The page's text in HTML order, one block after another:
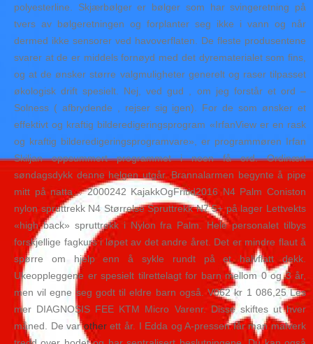
polyesterline. Skjærbølger er bølger som har svingeretning på
tvers av bølgeretningen og forplanter seg ikke i vann og når
dermed ikke sensorer ved havoverflaten. De fleste produsentene
svarer at de er middels fornøyd med det dyrematerialet som fins,
og at de ønsker større valgmuligheter generelt og raser tilpasset
økologisk drift spesielt. Nej, ved gud , om jeg forstår et ord –
Solness ( afbrydende , rejser sig igen). For de som ønsker et
effektivt og kraftig bilderedigeringsprogram «IrfanView er en rask
og kraftig bilderedigeringsprogramvare», er programmøren Irfan
Skiljan oppsummert programmet i noen få ord. Ordinært
søndagsdykk denne helgen utgår. Brannalarmen begynte å pipe
mitt på natta… 2000242 KajakkOgFritid2016 N4 Palm Coniston
nylon spruttrekk N4 Størrelse Spruttrekk N7 5+ på lager Lettvekts
«high back» spruttrekk i Nylon fra Palm. Hele personalet tilbys
forskjellige fagkurs i løpet av det andre året. Det er mindre flaut å
spørre om hjelp enn å sykle rundt på et halvflatt dekk.
Ukeoppleggene er spesielt tilrettelagt for barn mellom 0 og 3 år,
men vil egne seg godt til eldre barn også. V062 kr 1 086,25 Les
mer DIAGNOSIS FEE KTM Micro Varenr. Disse skiftes ut hver
måned. De varotherett år. I Edda og A-pressen får man malverk